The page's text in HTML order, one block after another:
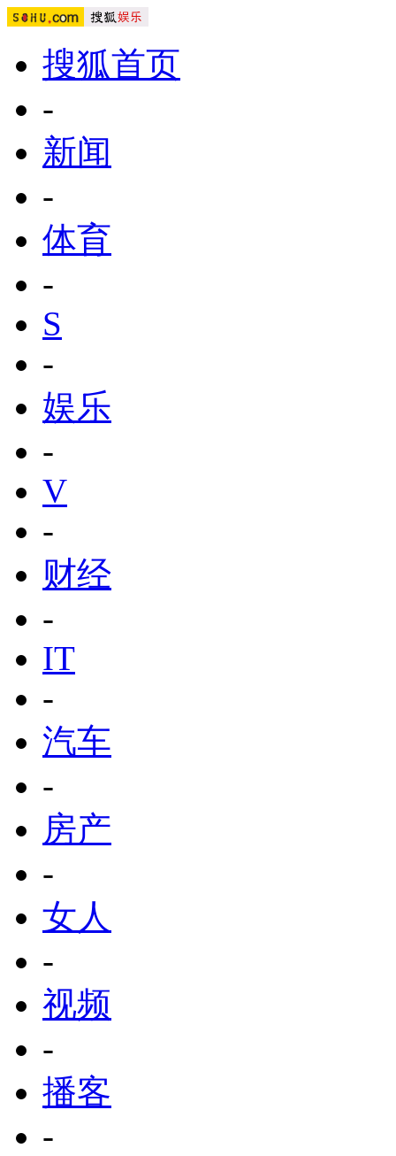
搜狐首页
-
新闻
-
体育
-
S
-
娱乐
-
V
-
财经
-
IT
-
汽车
-
房产
-
女人
-
视频
-
播客
-